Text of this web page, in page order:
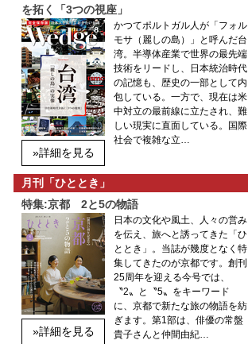
を拓く「3つの視座」
»詳細を見る
かつてポルトガル人が「フォル
モサ（麗しの島）」と呼んだ台
湾。半導体産業で世界の最先端
技術をリードし、日本統治時代
の記憶も、歴史の一部として内
包している。一方で、現在は米
中対立の最前線に立たされ、難
しい現実に直面している。国際
社会で複雑な立…
月刊「ひととき」
特集:京都 2と5の物語
»詳細を見る
日本の文化や風土、人々の営み
を伝え、旅へと誘ってきた「ひ
ととき」。当誌が幾度となく特
集してきたのが京都です。創刊
25周年を迎える今号では、
〝2〟と〝5〟をキーワード
に、京都で新たな旅の物語を紡
ぎます。第1部は、俳優の常盤
貴子さんと仲間由紀…